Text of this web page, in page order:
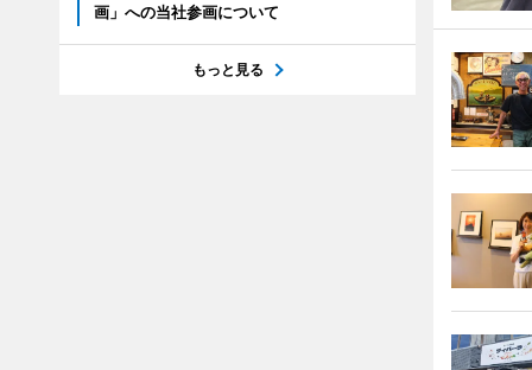
画」への当社参画について
もっと見る